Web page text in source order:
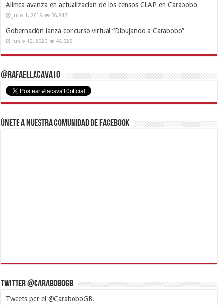
Alimca avanza en actualización de los censos CLAP en Carabobo
julio 1, 2019 56,847
Gobernación lanza concurso virtual “Dibujando a Carabobo”
junio 12, 2020 45,828
@RafaelLacava10
Únete a nuestra comunidad de Facebook
Twitter @CaraboboGB
Tweets por el @CaraboboGB.